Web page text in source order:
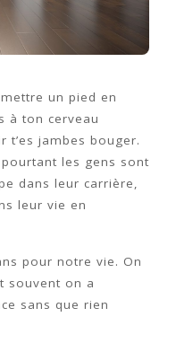
un pied en
à ton cerveau
t’es jambes bouger.
les gens sont
dans leur carrière,
leur vie en
pour notre vie. On
souvent on a
sans que rien